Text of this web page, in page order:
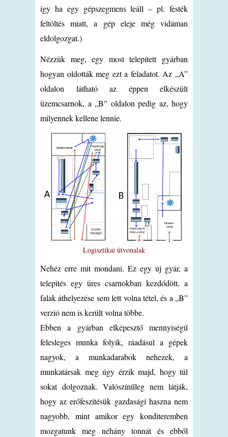
így ha egy gépszegmens leáll – pl. festék
feltöltés miatt, a gép eleje még vidáman
eldolgozgat.)
Nézzük meg, egy most telepített gyárban
hogyan oldották meg ezt a feladatot. Az „A”
oldalon látható az éppen elkészült
üzemcsarnok, a „B” oldalon pedig az, hogy
milyennek kellene lennie.
Logisztikai útvonalak
Nehéz erre mit mondani. Ez egy új gyár, a
telepítés egy üres csarnokban kezdődött, a
falak áthelyezése sem lett volna tétel, és a „B”
verzió nem is került volna többe.
Ebben a gyárban elképesztő mennyiségű
felesleges munka folyik, ráadásul a gépek
nagyok, a munkadarabok nehezek, a
munkatársak meg úgy érzik majd, hogy túl
sokat dolgoznak. Valószínűleg nem látják,
hogy az erőfeszítésük gazdasági haszna nem
nagyobb, mint amikor egy konditeremben
mozgatunk meg néhány tonnát és ebből